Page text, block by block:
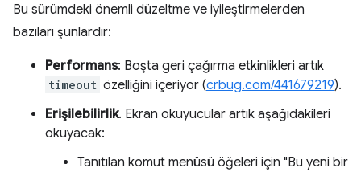
Bu sürümdeki önemli düzeltme ve iyileştirmelerden
bazıları şunlardır:
Performans: Boşta geri çağırma etkinlikleri artık
timeout özelliğini içeriyor (crbug.com/441679219).
Erişilebilirlik. Ekran okuyucular artık aşağıdakileri
okuyacak:
Tanıtılan komut menüsü öğeleri için "Bu yeni bir